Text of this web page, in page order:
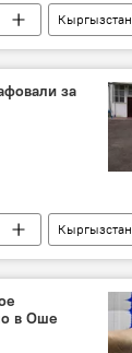
Кыргызстан
перебои
за
Кыргызстан
нарушения
в Оше